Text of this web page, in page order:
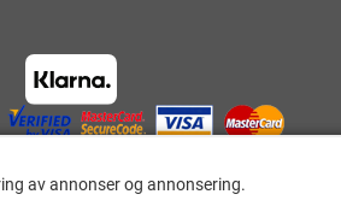
av annonser og annonsering.
av annonser og annonsering.